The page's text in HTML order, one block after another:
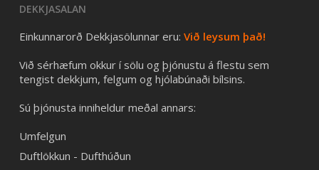
DEKKJASALAN
Einkunnarorð Dekkjasölunnar eru: Við leysum það!
Við sérhæfum okkur í sölu og þjónustu á flestu sem
tengist dekkjum, felgum og hjólabúnaði bílsins.
Sú þjónusta inniheldur meðal annars:
Umfelgun
Duftlökkun - Dufthúðun